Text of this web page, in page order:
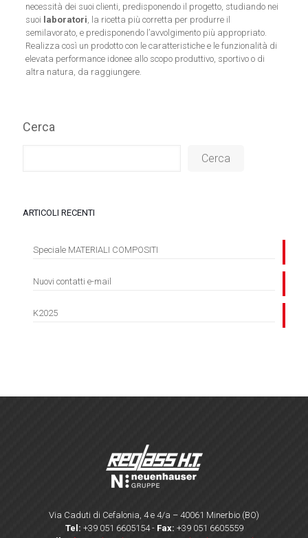
necessità dei suoi clienti, predisponendo il progetto, studiando nei
suoi laboratori, la ricetta più corretta per produrre il
semilavorato, e predisponendo l’avvolgimento più appropriato.
Realizza così un prodotto con le caratteristiche e le funzionalità di
elevata performance idonee allo scopo produttivo, sportivo o di
altra natura, da raggiungere.
Cerca
Cerca
ARTICOLI RECENTI
Speciale MATERIALI COMPOSITI
Nuovi contatti e-mail
K2025
Via Caduti di Cefalonia, 4 e 4/a – 40061 Minerbio (BO)
Tel: +39 051 6605154- Fax: +39 051 6605559